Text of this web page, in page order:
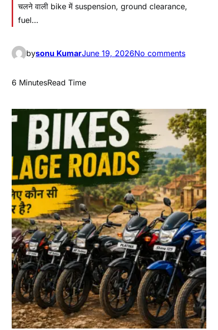
चलने वाली bike में suspension, ground clearance,
fuel…
bysonu KumarJune 19, 2026No comments
6 MinutesRead Time